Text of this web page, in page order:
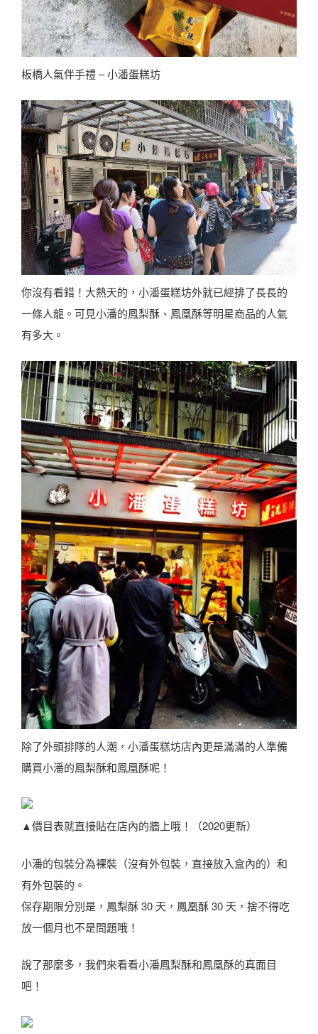
板橋人氣伴手禮 – 小潘蛋糕坊
你沒有看錯！大熱天的，小潘蛋糕坊外就已經排了長長的
一條人龍。可見小潘的鳳梨酥、鳳凰酥等明星商品的人氣
有多大。
除了外頭排隊的人潮，小潘蛋糕坊店內更是滿滿的人準備
購買小潘的鳳梨酥和鳳凰酥呢！
▲價目表就直接貼在店內的牆上哦！（2020更新）
小潘的包裝分為裸裝（沒有外包裝，直接放入盒內的）和
有外包裝的。
保存期限分別是，鳳梨酥 30 天，鳳凰酥 30 天，捨不得吃
放一個月也不是問題哦！
說了那麼多，我們來看看小潘鳳梨酥和鳳凰酥的真面目
吧！